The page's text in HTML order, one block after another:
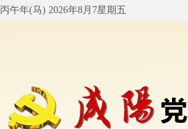
丙午年(马) 2026年8月7星期五